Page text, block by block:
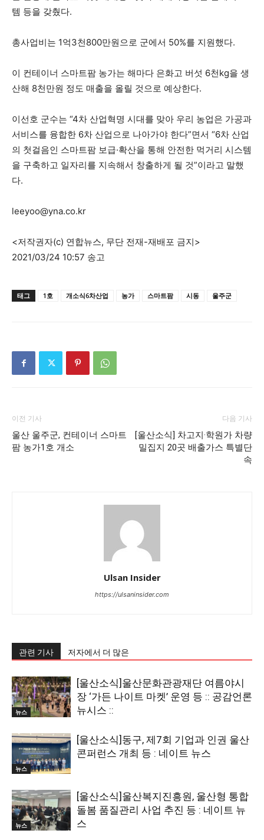
템 등을 갖췄다.
총사업비는 1억3천800만원으로 군에서 50%를 지원했다.
이 컨테이너 스마트팜 농가는 해마다 은화고 버섯 6천kg을 생
산해 8천만원 정도 매출을 올릴 것으로 예상한다.
이선호 군수는 “4차 산업혁명 시대를 맞아 우리 농업은 가공과
서비스를 융합한 6차 산업으로 나아가야 한다”면서 “6차 산업
의 첫걸음인 스마트팜 보급·확산을 통해 안전한 먹거리 시스템
을 구축하고 일자리를 지속해서 창출하게 될 것”이라고 말했
다.
leeyoo@yna.co.kr
<저작권자(c) 연합뉴스, 무단 전재-재배포 금지>
2021/03/24 10:57 송고
태그 1호 개소식6차산업 농가 스마트팜 시동 울주군
이전 기사
울산 울주군, 컨테이너 스마트
팜 농가1호 개소
다음 기사
[울산소식] 차고지·학원가 차량
밀집지 20곳 배출가스 특별단
속
Ulsan Insider
https://ulsaninsider.com
관련 기사 저자에서 더 많은
뉴스
[울산소식]울산문화관광재단 여름야시
장 ‘가든 나이트 마켓’ 운영 등 :: 공감언론
뉴시스 ::
뉴스
[울산소식]동구, 제7회 기업과 인권 울산
콘퍼런스 개최 등 : 네이트 뉴스
뉴스
[울산소식]울산복지진흥원, 울산형 통합
돌봄 품질관리 사업 추진 등 : 네이트 뉴
스